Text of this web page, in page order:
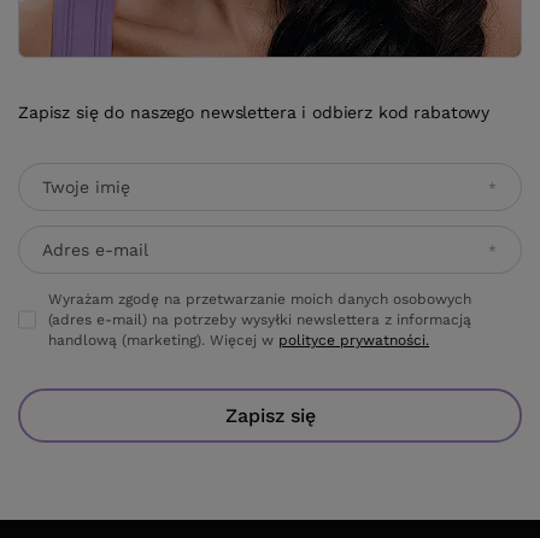
Zapisz się do naszego newslettera i odbierz kod rabatowy
Twoje imię
Adres e-mail
Wyrażam zgodę na przetwarzanie moich danych osobowych
(adres e-mail) na potrzeby wysyłki newslettera z informacją
handlową (marketing). Więcej w polityce prywatności.
Zapisz się